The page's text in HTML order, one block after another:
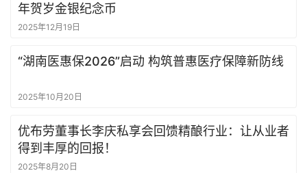
年贺岁金银纪念币
2025年12月19日
“湖南医惠保2026”启动 构筑普惠医疗保障新防线
2025年10月20日
优布劳董事长李庆私享会回馈精酿行业：让从业者
得到丰厚的回报！
2025年8月20日